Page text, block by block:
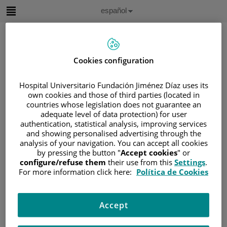
Saltar
Selector
de
idioma
Idioma
Español
/SALA DE PRENSA /NOTICIAS
Noticias
La biopsia líquida ultrasensible en cáncer
colorrectal empezará a aplicarse con fines clínicos
este mes de junio en la Fundación Jiménez Díaz
• El Hospital Universitario Fundación Jiménez Díaz se
Cookies configuration
Hospital Universitario Fundación Jiménez Díaz uses its
own cookies and those of third parties (located in
countries whose legislation does not guarantee an
adequate level of data protection) for user
authentication, statistical analysis, improving services
and showing personalised advertising through the
analysis of your navigation. You can accept all cookies
by pressing the button "Accept cookies" or
configure/refuse them their use from this Settings.
For more information click here: Política de Cookies
Accept